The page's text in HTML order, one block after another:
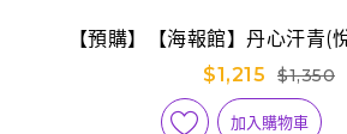
【預購】【海報館】丹心汗青(
$1,215
$1,350
加入購物車